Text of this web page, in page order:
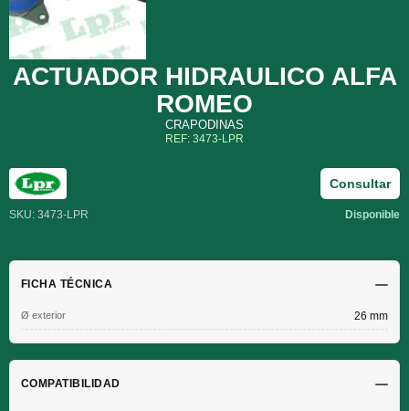
ACTUADOR HIDRAULICO ALFA
ROMEO
CRAPODINAS
REF: 3473-LPR
SKU: 3473-LPR Disponible
Consultar
FICHA TÉCNICA
Ø exterior 26 mm
COMPATIBILIDAD